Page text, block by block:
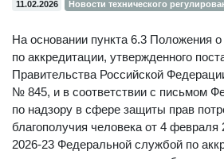
11.02.2026 Новости технического
На основании пункта 6.3 Положения
по аккредитации, утвержденного
Правительства Российской
№ 845, и в соответствии с письмом
по надзору в сфере защиты прав
благополучия человека от 4 февраля
2026-23 Федеральной службой по